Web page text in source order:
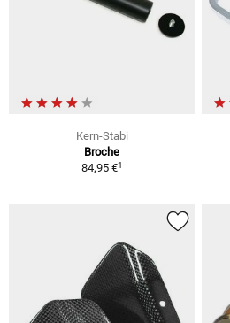
Kern-Stabi
Broche
84,95 €1